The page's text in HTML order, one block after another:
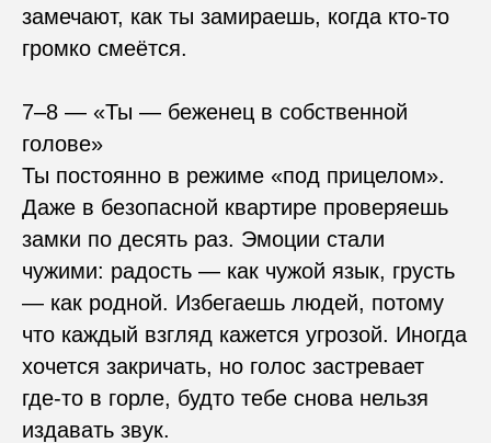
замечают, как ты замираешь, когда кто-то
громко смеётся.
7–8 — «Ты — беженец в собственной
голове»
Ты постоянно в режиме «под прицелом».
Даже в безопасной квартире проверяешь
замки по десять раз. Эмоции стали
чужими: радость — как чужой язык, грусть
— как родной. Избегаешь людей, потому
что каждый взгляд кажется угрозой. Иногда
хочется закричать, но голос застревает
где-то в горле, будто тебе снова нельзя
издавать звук.